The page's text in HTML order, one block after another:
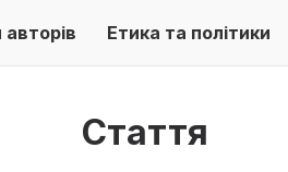
Етика та політики
Стаття